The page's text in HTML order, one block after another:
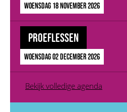
woensdag 18 november 2026
Proeflessen
woensdag 02 december 2026
Bekijk volledige agenda